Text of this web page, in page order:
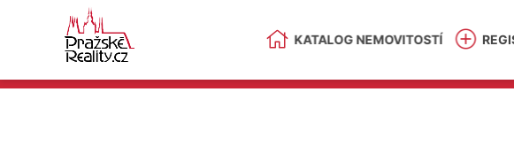
KATALOG NEMOVITOSTÍ